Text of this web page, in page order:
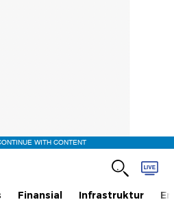
WITH CONTENT
Finansial Infrastruktur